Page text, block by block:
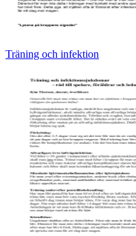
Träning och infektion